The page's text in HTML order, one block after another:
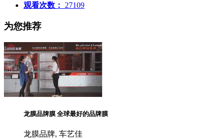
观看次数： 27109
为您推荐
龙膜品牌膜 全球最好的品牌膜
龙膜品牌, 车艺佳